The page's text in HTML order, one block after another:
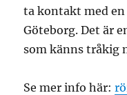
ta kontakt med
Göteborg. Det är
som känns tråkig
Se mer info här: